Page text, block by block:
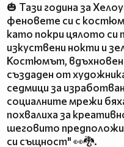
🎃 Тази година за
феновете си с костюм
като покри цялото си
изкуствени нокти и
Костюмът, вдъхновен
създаден от
седмици за
социалните мрежи
похвалиха за
шеговито
си същност" 👀🐉.